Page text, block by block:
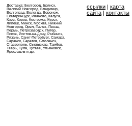
Доставка: Белгород, Брянск,
Великий Новгород, Владимир,
Волгоград, Вологда, Воронеж,
Екатеринбург, Иваново, Калуга,
Киев, Киров, Кострома, Курск,
Липецк, Минск, Москва, Нижний
Новгород, Орел, Палех, Пенза,
Пермь, Петрозаводск, Питер,
Псков, Ростов-на-Дону, Рыбинск,
Рязань, Санкт-Петербург, Самара,
Саранск, Саратов, Смоленск,
Ставрополь, Сыктывкар, Тамбов,
Тверь, Тула, Тутаев, Ульяновск,
Ярославль и др.
ссылки | карта
сайта | контакты